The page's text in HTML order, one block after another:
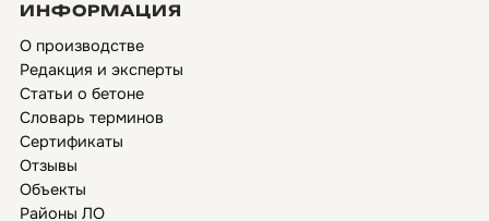
ИНФОРМАЦИЯ
О производстве
Редакция и эксперты
Статьи о бетоне
Словарь терминов
Сертификаты
Отзывы
Объекты
Районы ЛО